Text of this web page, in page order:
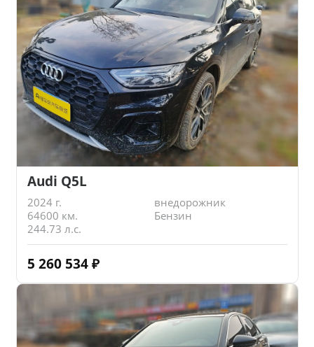
Audi Q5L
2024 г.
внедорожник
64600 км.
Бензин
244.73 л.с.
5 260 534 ₽